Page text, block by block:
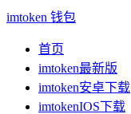
imtoken 钱包
首页
imtoken最新版
imtoken安卓下载
imtokenIOS下载